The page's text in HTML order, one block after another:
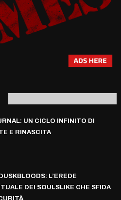
UN CICLO INFINITO DI
E RINASCITA
L’EREDE
DEI SOULSLIKE CHE SFIDA